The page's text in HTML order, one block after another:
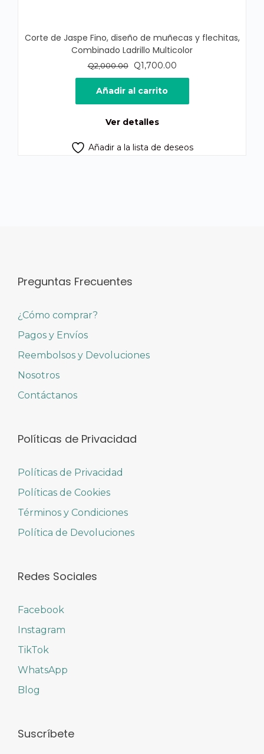
Corte de Jaspe Fino, diseño de muñecas y flechitas,
Combinado Ladrillo Multicolor
Q2,000.00
El
precio
original
era:
Q1,700.00El
precio
es:
Añadir al carrito
Ver detalles
Añadir a la lista de deseos
Preguntas Frecuentes
¿Cómo comprar?
Pagos y Envíos
Reembolsos y Devoluciones
Nosotros
Contáctanos
Políticas de Privacidad
Políticas de Privacidad
Políticas de Cookies
Términos y Condiciones
Política de Devoluciones
Redes Sociales
Facebook
Instagram
TikTok
WhatsApp
Blog
Suscríbete